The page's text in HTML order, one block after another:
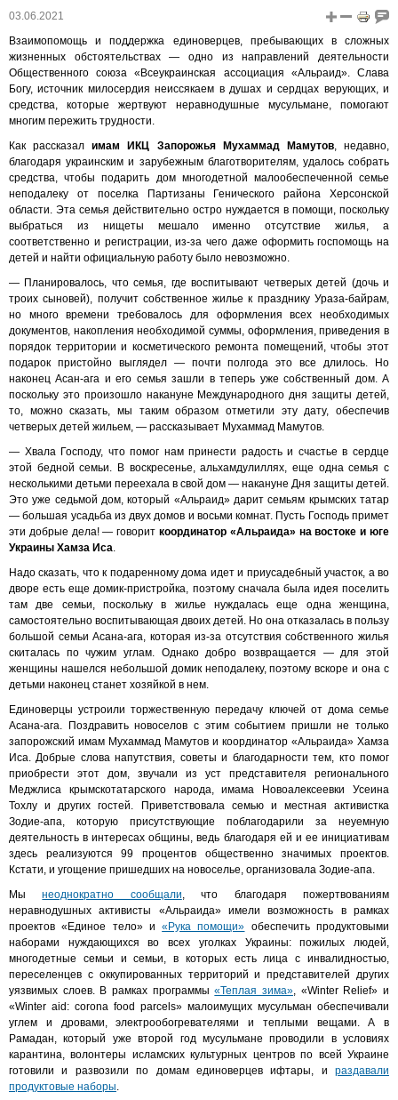
03.06.2021
Взаимопомощь и поддержка единоверцев, пребывающих в сложных
жизненных обстоятельствах — одно из направлений деятельности
Общественного союза «Всеукраинская ассоциация «Альраид». Слава
Богу, источник милосердия неиссякаем в душах и сердцах верующих, и
средства, которые жертвуют неравнодушные мусульмане, помогают
многим пережить трудности.
Как рассказалимам ИКЦ Запорожья Мухаммад Мамутов, недавно,
благодаря украинским и зарубежным благотворителям, удалось собрать
средства, чтобы подарить дом многодетной малообеспеченной семье
неподалеку от поселка Партизаны Генического района Херсонской
области. Эта семья действительно остро нуждается в помощи, поскольку
выбраться из нищеты мешало именно отсутствие жилья, а
соответственно и регистрации, из-за чего даже оформить госпомощь на
детей и найти официальную работу было невозможно.
— Планировалось, что семья, где воспитывают четверых детей (дочь и
троих сыновей), получит собственное жилье к празднику Ураза-байрам,
но много времени требовалось для оформления всех необходимых
документов, накопления необходимой суммы, оформления, приведения в
порядок территории и косметического ремонта помещений, чтобы этот
подарок пристойно выглядел — почти полгода это все длилось. Но
наконец Асан-ага и его семья зашли в теперь уже собственный дом. А
поскольку это произошло накануне Международного дня защиты детей,
то, можно сказать, мы таким образом отметили эту дату, обеспечив
четверых детей жильем, — рассказывает Мухаммад Мамутов.
— Хвала Господу, что помог нам принести радость и счастье в сердце
этой бедной семьи. В воскресенье, альхамдулиллях, еще одна семья с
несколькими детьми переехала в свой дом — накануне Дня защиты детей.
Это уже седьмой дом, который «Альраид» дарит семьям крымских татар
— большая усадьба из двух домов и восьми комнат. Пусть Господь примет
эти добрые дела! — говорит координатор «Альраида» на востоке и юге
Украины Хамза Иса.
Надо сказать, что к подаренному дома идет и приусадебный участок, а во
дворе есть еще домик-пристройка, поэтому сначала была идея поселить
там две семьи, поскольку в жилье нуждалась еще одна женщина,
самостоятельно воспитывающая двоих детей. Но она отказалась в пользу
большой семьи Асана-ага, которая из-за отсутствия собственного жилья
скиталась по чужим углам. Однако добро возвращается — для этой
женщины нашелся небольшой домик неподалеку, поэтому вскоре и она с
детьми наконец станет хозяйкой в нем.
Единоверцы устроили торжественную передачу ключей от дома семье
Асана-ага. Поздравить новоселов с этим событием пришли не только
запорожский имам Мухаммад Мамутов и координатор «Альраида» Хамза
Иса. Добрые слова напутствия, советы и благодарности тем, кто помог
приобрести этот дом, звучали из уст представителя регионального
Меджлиса крымскотатарского народа, имама Новоалексеевки Усеина
Тохлу и других гостей. Приветствовала семью и местная активистка
Зодие-апа, которую присутствующие поблагодарили за неуемную
деятельность в интересах общины, ведь благодаря ей и ее инициативам
здесь реализуются 99 процентов общественно значимых проектов.
Кстати, и угощение пришедших на новоселье, организовала Зодие-апа.
Мынеоднократно сообщали, что благодаря пожертвованиям
неравнодушных активисты «Альраида» имели возможность в рамках
проектов «Единое тело» и«Рука помощи» обеспечить продуктовыми
наборами нуждающихся во всех уголках Украины: пожилых людей,
многодетные семьи и семьи, в которых есть лица с инвалидностью,
переселенцев с оккупированных территорий и представителей других
уязвимых слоев. В рамках программы«Теплая зима», «Winter Relief» и
«Winter aid: corona food parcels» малоимущих мусульман обеспечивали
углем и дровами, электрообогревателями и теплыми вещами. А в
Рамадан, который уже второй год мусульмане проводили в условиях
карантина, волонтеры исламских культурных центров по всей Украине
готовили и развозили по домам единоверцев ифтары, и раздавали
продуктовые наборы.